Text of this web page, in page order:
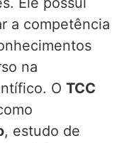
a competência
na
O TCC
, estudo de